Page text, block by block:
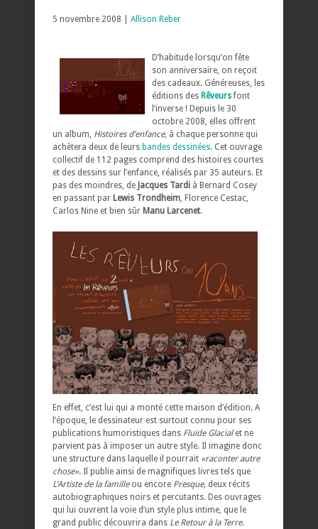
5 novembre 2008 | Allison Reber
D’habitude lorsqu’on fête
son anniversaire, on reçoit
des cadeaux. Généreuses, les
éditions des Rêveursfont
l’inverse ! Depuis le 30
octobre 2008, elles offrent
un album, Histoires d’enfance, à chaque personne qui
achètera deux de leurs bandes dessinées. Cet ouvrage
collectif de 112 pages comprend des histoires courtes
et des dessins sur l’enfance, réalisés par 35 auteurs. Et
pas des moindres, de Jacques Tardi à Bernard Cosey
en passant par Lewis Trondheim , Florence Cestac,
Carlos Nine et bien sûr Manu Larcenet.
En effet, c’est lui qui a monté cette maison d’édition. A
l’époque, le dessinateur est surtout connu pour ses
publications humoristiques dans Fluide Glacialet ne
parvient pas à imposer un autre style. Il imagine donc
une structure dans laquelle il pourrait «raconter autre
chose». Il publie ainsi de magnifiques livres tels que
L’Artiste de la famille ou encore Presque, deux récits
autobiographiques noirs et percutants. Des ouvrages
qui lui ouvrent la voie d’un style plus intime, que le
grand public découvrira dans Le Retour à la Terre.